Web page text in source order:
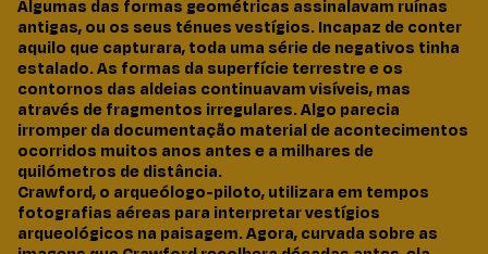
Algumas das formas geométricas assinalavam ruínas
antigas, ou os seus ténues vestígios. Incapaz de conter
aquilo que capturara, toda uma série de negativos tinha
estalado. As formas da superfície terrestre e os
contornos das aldeias continuavam visíveis, mas
através de fragmentos irregulares. Algo parecia
irromper da documentação material de acontecimentos
ocorridos muitos anos antes e a milhares de
quilómetros de distância.
Crawford, o arqueólogo-piloto, utilizara em tempos
fotografias aéreas para interpretar vestígios
arqueológicos na paisagem. Agora, curvada sobre as